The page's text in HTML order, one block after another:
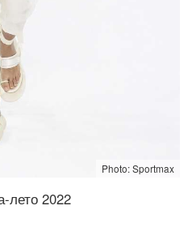
Photo: Sportmax
лето 2022